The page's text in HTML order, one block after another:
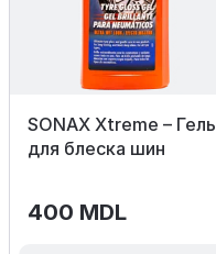
SONAX Xtreme – Гель
для блеска шин
400 MDL